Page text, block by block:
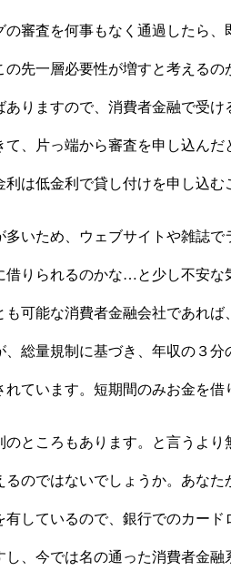
審査を何事もなく通過したら
先一層必要性が増すと考える
りますので、消費者金融で受
、片っ端から審査を申し込ん
は低金利で貸し付けを申し込
いため、ウェブサイトや雑誌
りられるのかな…と少し不安
可能な消費者金融会社であれ
総量規制に基づき、年収の３
ています。短期間のみお金を
ところもあります。と言うよ
のではないでしょうか。あな
しているので、銀行でのカー
、今では名の通った消費者金